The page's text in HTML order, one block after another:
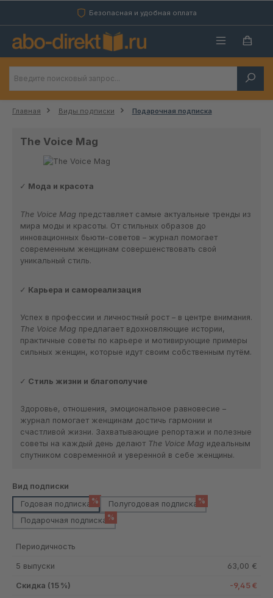
Перейти к основному содержаниюБезопасная и удобная оплата
Главная Виды подписки Подарочная подписка
The Voice Mag
Мода и красота
The Voice Mag представляет самые актуальные тренды из
мира моды и красоты. От стильных образов до
инновационных бьюти-советов – журнал помогает
современным женщинам совершенствовать свой
уникальный стиль.
Карьера и самореализация
Успех в профессии и личностный рост – в центре внимания.
The Voice Mag предлагает вдохновляющие истории,
практичные советы по карьере и мотивирующие примеры
сильных женщин, которые идут своим собственным путём.
Стиль жизни и благополучие
Здоровье, отношения, эмоциональное равновесие –
журнал помогает женщинам достичь гармонии и
счастливой жизни. Захватывающие репортажи и полезные
советы на каждый день делают The Voice Mag идеальным
спутником современной и уверенной в себе женщины.
Выберите
Вид подписки
Годовая подписка % Полугодовая подписка %
Подарочная подписка %
Периодичность
5 выпуски 63,00 €
Скидка (15 %) -9,45 €